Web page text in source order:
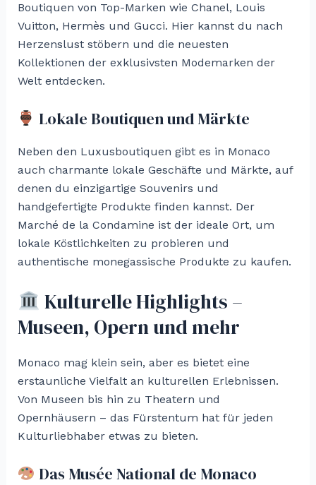
Boutiquen von Top-Marken wie Chanel, Louis
Vuitton, Hermès und Gucci. Hier kannst du nach
Herzenslust stöbern und die neuesten
Kollektionen der exklusivsten Modemarken der
Welt entdecken.
Lokale Boutiquen und Märkte
Neben den Luxusboutiquen gibt es in Monaco
auch charmante lokale Geschäfte und Märkte, auf
denen du einzigartige Souvenirs und
handgefertigte Produkte finden kannst. Der
Marché de la Condamine ist der ideale Ort, um
lokale Köstlichkeiten zu probieren und
authentische monegassische Produkte zu kaufen.
Kulturelle Highlights –
Museen, Opern und mehr
Monaco mag klein sein, aber es bietet eine
erstaunliche Vielfalt an kulturellen Erlebnissen.
Von Museen bis hin zu Theatern und
Opernhäusern – das Fürstentum hat für jeden
Kulturliebhaber etwas zu bieten.
Das Musée National de Monaco